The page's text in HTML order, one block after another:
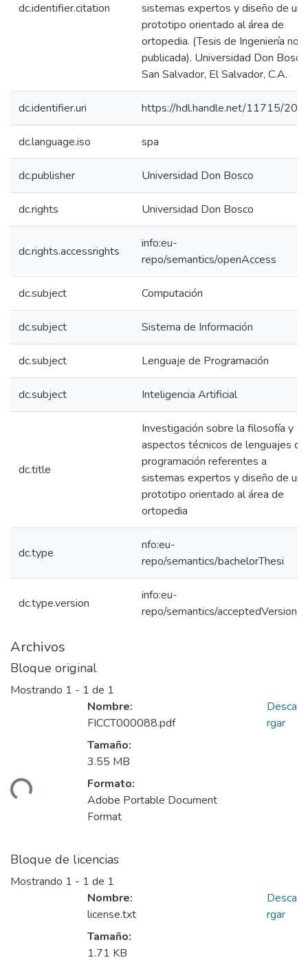
dc.identifier.citation
sistemas expertos y diseño de un
prototipo orientado al área de
ortopedia. (Tesis de Ingeniería no
publicada). Universidad Don Bosco,
San Salvador, El Salvador, C.A.
dc.identifier.uri https://hdl.handle.net/11715/
dc.language.iso spa
dc.publisher Universidad Don Bosco
dc.rights Universidad Don Bosco
dc.rights.accessrights
info:eu-
repo/semantics/openAccess
dc.subject Computación
dc.subject Sistema de Información
dc.subject Lenguaje de Programación
dc.subject Inteligencia Artificial
dc.title
Investigación sobre la filosofía y
aspectos técnicos de lenguajes de
programación referentes a
sistemas expertos y diseño de un
prototipo orientado al área de
ortopedia
dc.type
nfo:eu-
repo/semantics/bachelorThesi
dc.type.version
info:eu-
repo/semantics/acceptedVersion
Archivos
Bloque original
Mostrando 1 - 1 de 1
Nombre:
FICCT000088.pdf
Tamaño:
3.55 MB
Formato:
Adobe Portable Document
Format
Desca
rgar
Bloque de licencias
Mostrando 1 - 1 de 1
Nombre:
license.txt
Tamaño:
1.71 KB
Desca
rgar